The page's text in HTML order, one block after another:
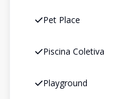
Pet Place
Piscina Coletiva
Playground